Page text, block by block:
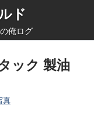
ド
俺ログ
ック 製油
真